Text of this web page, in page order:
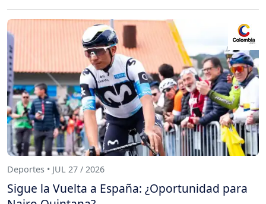
Deportes • JUL 27 / 2026
Sigue la Vuelta a España: ¿Oportunidad para